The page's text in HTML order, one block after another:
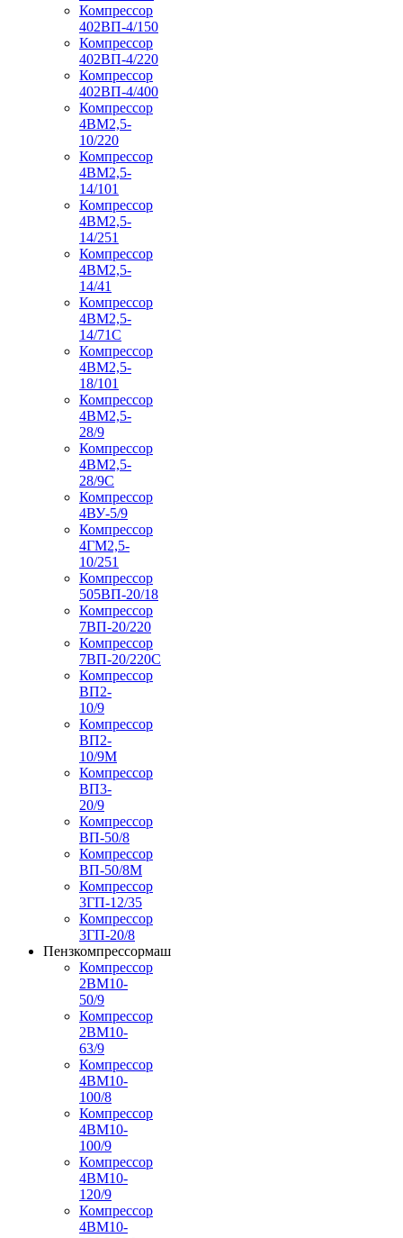
Компрессор
402ВП-4/150
Компрессор
402ВП-4/220
Компрессор
402ВП-4/400
Компрессор
4ВМ2,5-
10/220
Компрессор
4ВМ2,5-
14/101
Компрессор
4ВМ2,5-
14/251
Компрессор
4ВМ2,5-
14/41
Компрессор
4ВМ2,5-
14/71C
Компрессор
4ВМ2,5-
18/101
Компрессор
4ВМ2,5-
28/9
Компрессор
4ВМ2,5-
28/9С
Компрессор
4ВУ-5/9
Компрессор
4ГМ2,5-
10/251
Компрессор
505ВП-20/18
Компрессор
7ВП-20/220
Компрессор
7ВП-20/220С
Компрессор
ВП2-
10/9
Компрессор
ВП2-
10/9М
Компрессор
ВП3-
20/9
Компрессор
ВП-50/8
Компрессор
ВП-50/8М
Компрессор
3ГП-12/35
Компрессор
3ГП-20/8
Пензкомпрессормаш
Компрессор
2ВМ10-
50/9
Компрессор
2ВМ10-
63/9
Компрессор
4ВМ10-
100/8
Компрессор
4ВМ10-
100/9
Компрессор
4ВМ10-
120/9
Компрессор
4ВМ10-